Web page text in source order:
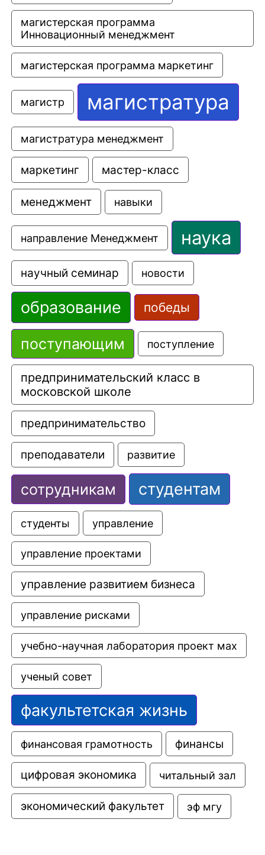
магистерская программа
Инновационный менеджмент
магистерская программа маркетинг
магистр магистратура
магистратура менеджмент
маркетинг мастер-класс
менеджмент навыки
направление Менеджмент наука
научный семинар новости
образование победы
поступающим поступление
предпринимательский класс в
московской школе
предпринимательство
преподаватели развитие
сотрудникам студентам
студенты управление
управление проектами
управление развитием бизнеса
управление рисками
учебно-научная лаборатория проект мах
ученый совет
факультетская жизнь
финансовая грамотность финансы
цифровая экономика читальный зал
экономический факультет эф мгу